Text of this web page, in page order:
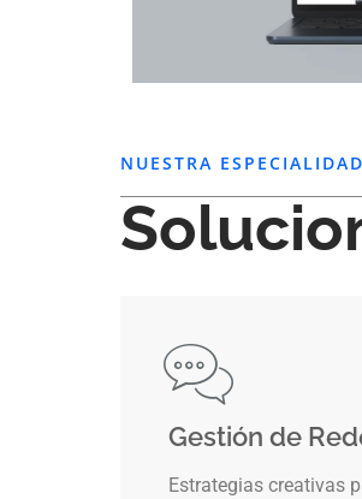
NUESTRA ESPECIALIDAD
Gestión de
Estrategias creativas